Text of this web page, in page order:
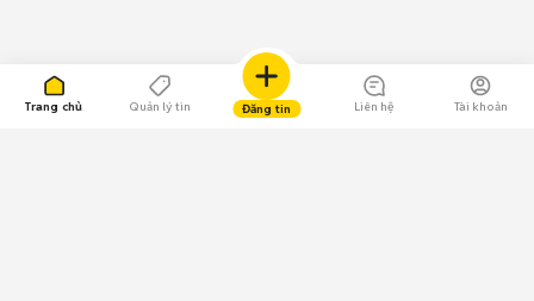
Trang chủ Quản lý tin Đăng tin Liên hệ Tài khoản